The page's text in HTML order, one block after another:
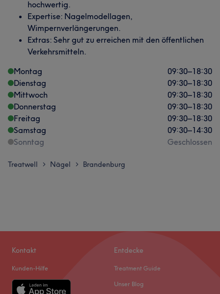
hochwertig.
Expertise: Nagelmodellagen,
Wimpernverlängerungen.
Extras: Sehr gut zu erreichen mit den öffentlichen
Verkehrsmitteln.
Montag
09:30–18:30
Dienstag
09:30–18:30
Mittwoch
09:30–18:30
Donnerstag
09:30–18:30
Freitag
09:30–18:30
Samstag
09:30–14:30
Sonntag
Geschlossen
Treatwell > Nägel > Brandenburg
Kontakt
Kunden-Hilfe
Entdecke
Treatment Guide
Unser Blog